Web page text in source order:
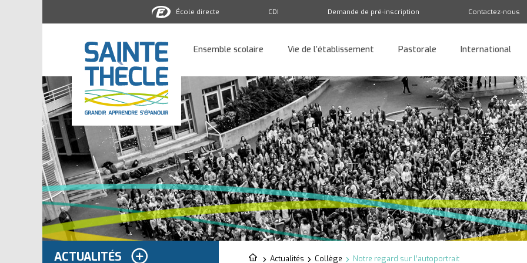
scolaire
Sainte-
Thècle
Ensemble scolaire Vie de l’établissement Pastorale International
École directe CDI Demande de pré-inscription Contactez-nous
Retour
Actualités Collège Notre regard sur l’autoportrait
ACTUALITÉS